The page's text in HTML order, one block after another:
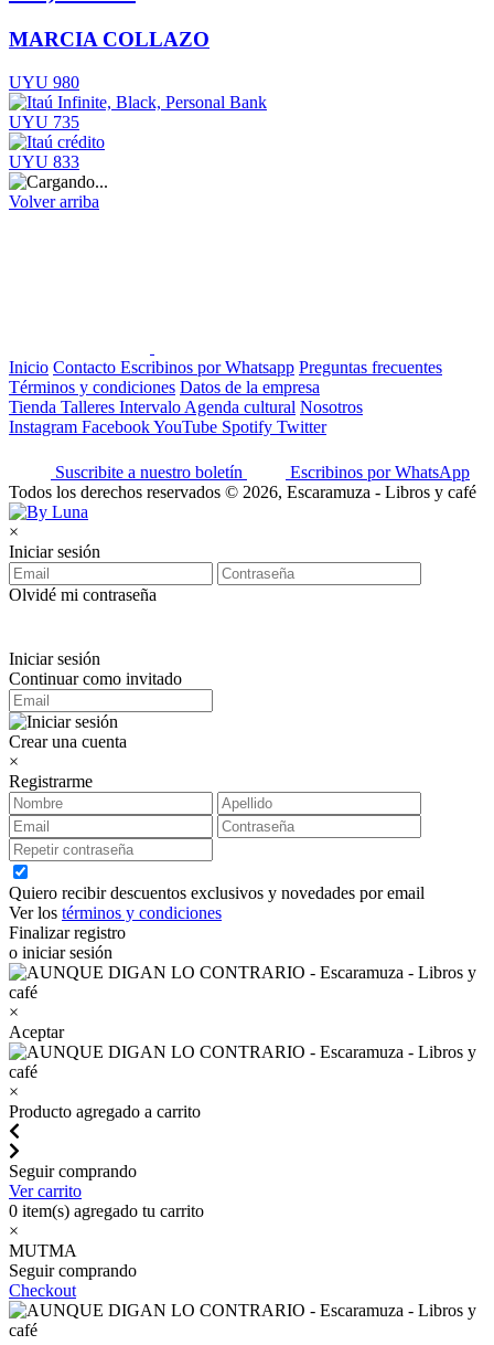
MARCIA COLLAZO
UYU 980
UYU 735
UYU 833
Volver arriba
Inicio Contacto Escribinos por Whatsapp Preguntas frecuentes
Términos y condiciones Datos de la empresa
Tienda Talleres Intervalo Agenda cultural Nosotros
Instagram FacebookYouTube Spotify Twitter
Suscribite a nuestro boletín
Escribinos por WhatsApp
Todos los derechos reservados © 2026, Escaramuza - Libros y café
×
Iniciar sesión
Olvidé mi contraseña
Iniciar sesión
Continuar como invitado
Crear una cuenta
×
Registrarme
Quiero recibir descuentos exclusivos y novedades por email
Ver los términos y condiciones
Finalizar registro
o iniciar sesión
×
Aceptar
×
Producto agregado a carrito
Seguir comprando
Ver carrito
0 item(s) agregado tu carrito
×
MUTMA
Seguir comprando
Checkout